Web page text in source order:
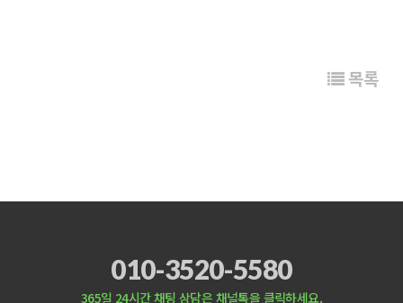
목록
010-3520-5580
365일 24시간 채팅 상담은 채널톡을 클릭하세요.